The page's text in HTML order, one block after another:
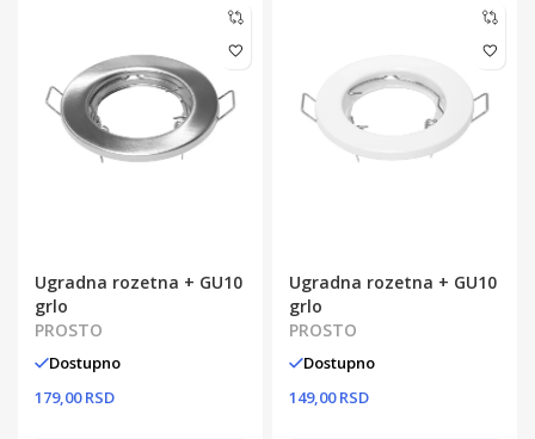
Ugradna rozetna + GU10
grlo
PROSTO
Dostupno
179,00 RSD
Ugradna rozetna + GU10
grlo
PROSTO
Dostupno
149,00 RSD